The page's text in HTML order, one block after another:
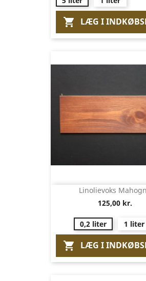
 LÆG I
Linolievoks
125,00 kr.
0,2 liter 1 liter
 LÆG I